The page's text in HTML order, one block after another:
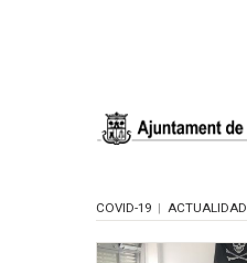
COVID-19 ACTUALIDAD